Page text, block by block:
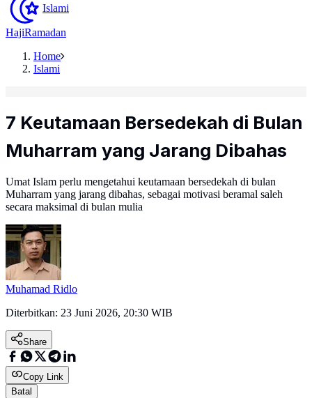
Islami
HajiRamadan
Home
Islami
7 Keutamaan Bersedekah di Bulan
Muharram yang Jarang Dibahas
Umat Islam perlu mengetahui keutamaan bersedekah di bulan
Muharram yang jarang dibahas, sebagai motivasi beramal saleh
secara maksimal di bulan mulia
Muhamad Ridlo
Diterbitkan: 23 Juni 2026, 20:30 WIB
Share
Copy Link
Batal